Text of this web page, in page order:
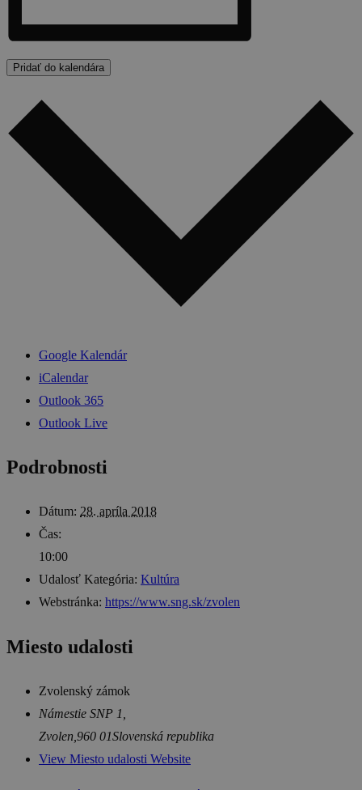
Pridať do kalendára
Google Kalendár
iCalendar
Outlook 365
Outlook Live
Podrobnosti
Dátum: 28. apríla 2018
Čas:
10:00
Udalosť Kategória: Kultúra
Webstránka: https://www.sng.sk/zvolen
Miesto udalosti
Zvolenský zámok
Námestie SNP 1,
Zvolen 960 01Slovenská republika
View Miesto udalosti Website